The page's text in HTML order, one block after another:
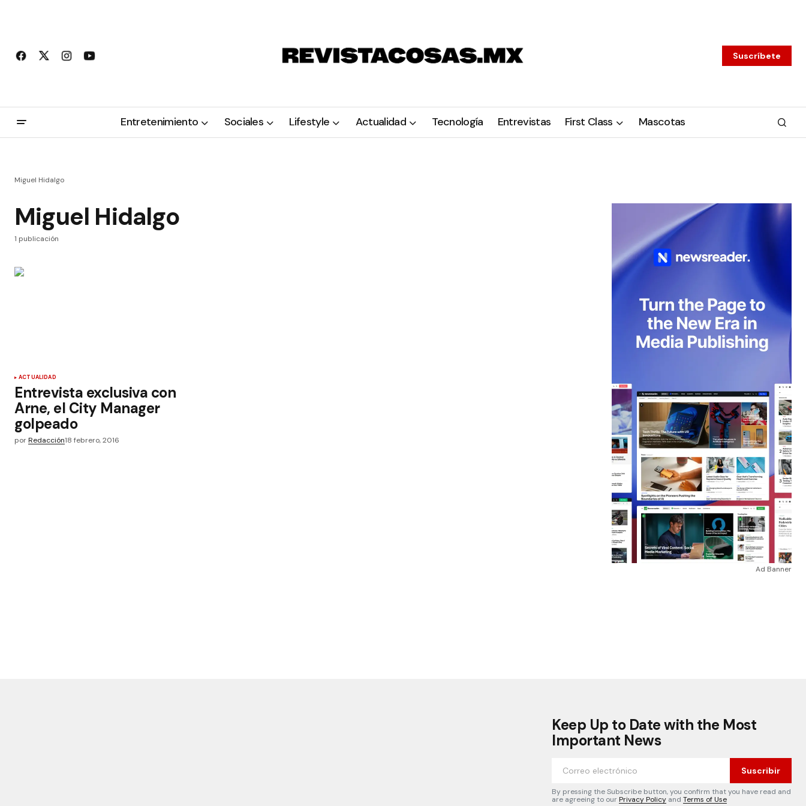
Suscríbete
Entretenimiento Sociales Lifestyle Actualidad Tecnología Entrevistas First Class Mascotas
Miguel Hidalgo
Miguel Hidalgo
1 publicación
ACTUALIDAD
Entrevista exclusiva con
Arne, el City Manager
golpeado
porRedacción18 febrero, 2016
Ad Banner
Keep Up to Date with the Most
Important News
Suscribir
By pressing the Subscribe button, you confirm that you have read and
are agreeing to ourPrivacy Policy and Terms of Use